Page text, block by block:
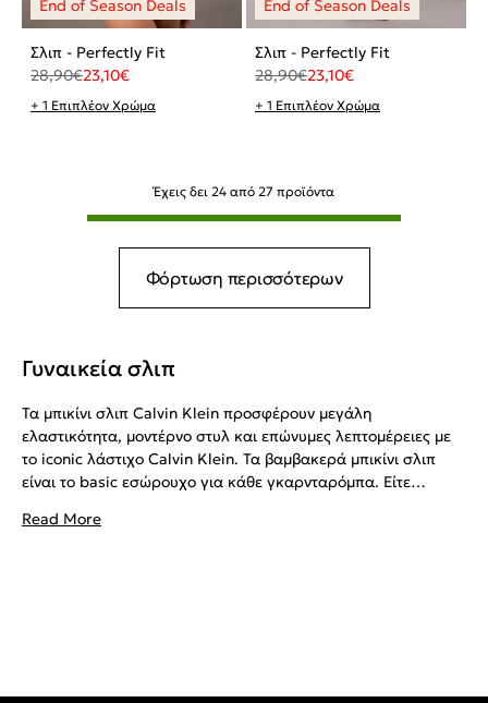
Σλιπ - Perfectly Fit
28,90€23,10€
+ 1 Επιπλέον Χρώμα
Σλιπ - Perfectly Fit
28,90€23,10€
+ 1 Επιπλέον Χρώμα
Έχεις δει 24 από 27 προϊόντα
Φόρτωση περισσότερων
Γυναικεία σλιπ
Τα μπικίνι σλιπ Calvin Klein προσφέρουν μεγάλη
ελαστικότητα, μοντέρνο στυλ και επώνυμες λεπτομέρειες με
το iconic λάστιχο Calvin Klein. Τα βαμβακερά μπικίνι σλιπ
είναι το basic εσώρουχο για κάθε γκαρνταρόμπα. Είτε
καλύπτει. Για να ολοκληρώσετε τη συλλογή εσωρούχων σας,
Read More